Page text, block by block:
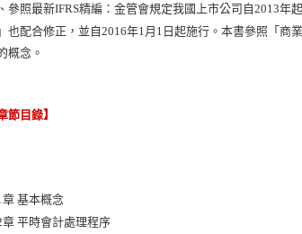
參照最新IFRS精編：金管會規定我國上市公司自2013年
也配合修正，並自2016年1月1日起施行。本書參照「商
概念。
節目錄】
章 基本概念
章 平時會計處理程序